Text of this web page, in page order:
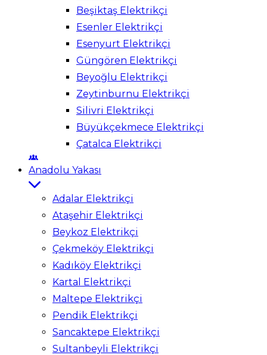
Beşiktaş Elektrikçi
Esenler Elektrikçi
Esenyurt Elektrikçi
Güngören Elektrikçi
Beyoğlu Elektrikçi
Zeytinburnu Elektrikçi
Silivri Elektrikçi
Büyükçekmece Elektrikçi
Çatalca Elektrikçi
Anadolu Yakası
Adalar Elektrikçi
Ataşehir Elektrikçi
Beykoz Elektrikçi
Çekmeköy Elektrikçi
Kadıköy Elektrikçi
Kartal Elektrikçi
Maltepe Elektrikçi
Pendik Elektrikçi
Sancaktepe Elektrikçi
Sultanbeyli Elektrikçi